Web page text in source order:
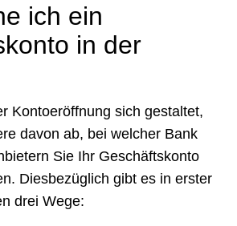
ich ein
in der
Kontoeröffnung sich gestaltet,
davon ab, bei welcher Bank
Sie Ihr Geschäftskonto
Diesbezüglich gibt es in erster
drei Wege: